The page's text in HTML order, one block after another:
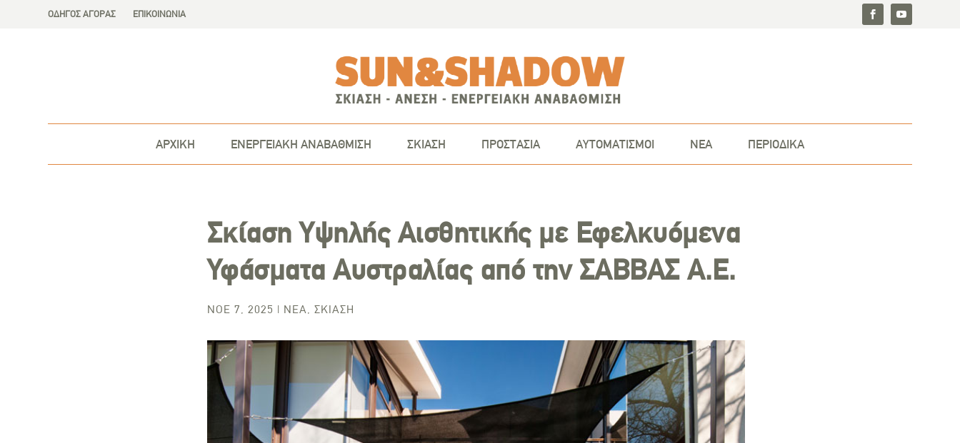
ΟΔΗΓΟΣ ΑΓΟΡΑΣ ΕΠΙΚΟΙΝΩΝΙΑ
ΑΡΧΙΚΗ ΕΝΕΡΓΕΙΑΚΗ ΑΝΑΒΑΘΜΙΣΗ ΣΚΙΑΣΗ ΠΡΟΣΤΑΣΙΑ ΑΥΤΟΜΑΤΙΣΜΟΙ ΝΕΑ ΠΕΡΙΟΔΙΚΑ
Σκίαση Υψηλής Αισθητικής με Εφελκυόμενα
Υφάσματα Αυστραλίας από την ΣΑΒΒΑΣ Α.Ε.
ΝΟΈ 7, 2025 | ΝΈΑ, ΣΚΊΑΣΗ